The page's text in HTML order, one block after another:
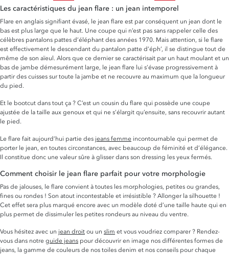
Les caractéristiques du jean flare : un jean intemporel
Flare en anglais signifiant évasé, le jean flare est par conséquent un jean dont le
bas est plus large que le haut. Une coupe qui n’est pas sans rappeler celle des
célèbres pantalons pattes d’éléphant des années 1970. Mais attention, si le flare
est effectivement le descendant du pantalon patte d’éph’, il se distingue tout de
même de son aïeul. Alors que ce dernier se caractérisait par un haut moulant et un
bas de jambe démesurément large, le jean flare lui s’évase progressivement à
partir des cuisses sur toute la jambe et ne recouvre au maximum que la longueur
du pied.
Et le bootcut dans tout ça ? C’est un cousin du flare qui possède une coupe
ajustée de la taille aux genoux et qui ne s’élargit qu’ensuite, sans recouvrir autant
le pied.
Le flare fait aujourd’hui partie des jeans femme incontournable qui permet de
porter le jean, en toutes circonstances, avec beaucoup de féminité et d’élégance.
Il constitue donc une valeur sûre à glisser dans son dressing les yeux fermés.
Comment choisir le jean flare parfait pour votre morphologie
Pas de jalouses, le flare convient à toutes les morphologies, petites ou grandes,
fines ou rondes ! Son atout incontestable et irrésistible ? Allonger la silhouette !
Cet effet sera plus marqué encore avec un modèle doté d’une taille haute qui en
plus permet de dissimuler les petites rondeurs au niveau du ventre.
Vous hésitez avec un jean droit ou un slim et vous voudriez comparer ? Rendez-
vous dans notre guide jeans pour découvrir en image nos différentes formes de
jeans, la gamme de couleurs de nos toiles denim et nos conseils pour chaque